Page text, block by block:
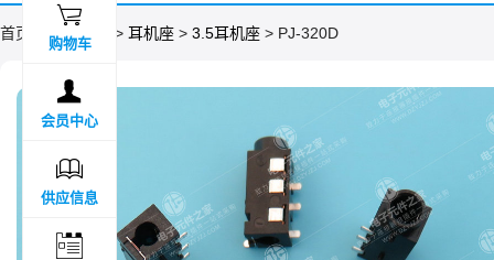
首页 > 分类目录 > 耳机座 > 3.5耳机座 > PJ-320D

购物车

会员中心

供应信息
